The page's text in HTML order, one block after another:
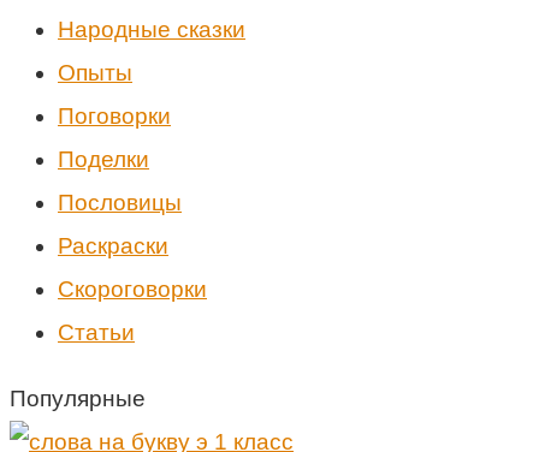
Народные сказки
Опыты
Поговорки
Поделки
Пословицы
Раскраски
Скороговорки
Статьи
Популярные